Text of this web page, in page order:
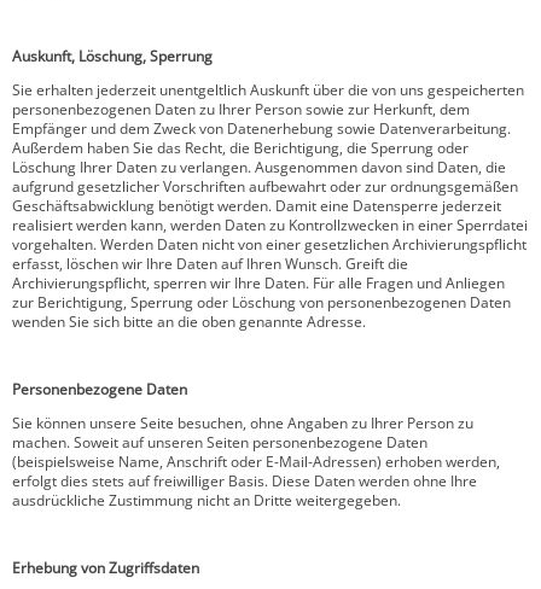
Auskunft, Löschung, Sperrung
Sie erhalten jederzeit unentgeltlich Auskunft über die von uns gespeicherten
personenbezogenen Daten zu Ihrer Person sowie zur Herkunft, dem
Empfänger und dem Zweck von Datenerhebung sowie Datenverarbeitung.
Außerdem haben Sie das Recht, die Berichtigung, die Sperrung oder
Löschung Ihrer Daten zu verlangen. Ausgenommen davon sind Daten, die
aufgrund gesetzlicher Vorschriften aufbewahrt oder zur ordnungsgemäßen
Geschäftsabwicklung benötigt werden. Damit eine Datensperre jederzeit
realisiert werden kann, werden Daten zu Kontrollzwecken in einer Sperrdatei
vorgehalten. Werden Daten nicht von einer gesetzlichen Archivierungspflicht
erfasst, löschen wir Ihre Daten auf Ihren Wunsch. Greift die
Archivierungspflicht, sperren wir Ihre Daten. Für alle Fragen und Anliegen
zur Berichtigung, Sperrung oder Löschung von personenbezogenen Daten
wenden Sie sich bitte an die oben genannte Adresse.
Personenbezogene Daten
Sie können unsere Seite besuchen, ohne Angaben zu Ihrer Person zu
machen. Soweit auf unseren Seiten personenbezogene Daten
(beispielsweise Name, Anschrift oder E-Mail-Adressen) erhoben werden,
erfolgt dies stets auf freiwilliger Basis. Diese Daten werden ohne Ihre
ausdrückliche Zustimmung nicht an Dritte weitergegeben.
Erhebung von Zugriffsdaten